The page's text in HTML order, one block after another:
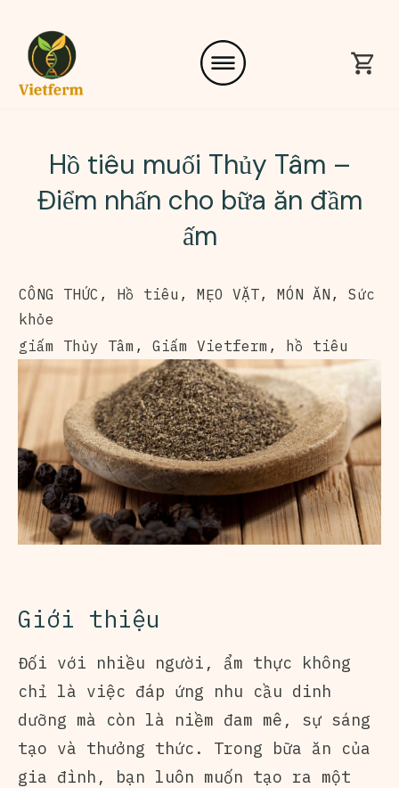
Hồ tiêu muối Thủy Tâm –
Điểm nhấn cho bữa ăn đầm
ấm
CÔNG THỨC , Hồ tiêu , MẸO VẶT, MÓN ĂN , Sức
khỏe
giấm Thủy Tâm , Giấm Vietferm , hồ tiêu
Giới thiệu
Đối với nhiều người, ẩm thực không
chỉ là việc đáp ứng nhu cầu dinh
dưỡng mà còn là niềm đam mê, sự sáng
tạo và thưởng thức. Trong bữa ăn của
gia đình, bạn luôn muốn tạo ra một